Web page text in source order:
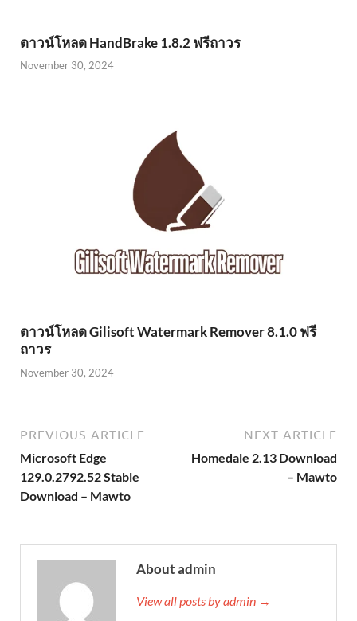
ดาวน์โหลด HandBrake 1.8.2 ฟรีถาวร
November 30, 2024
ดาวน์โหลด Gilisoft Watermark Remover 8.1.0 ฟรี
ถาวร
November 30, 2024
PREVIOUS ARTICLE
Microsoft Edge
129.0.2792.52 Stable
Download – Mawto
NEXT ARTICLE
Homedale 2.13 Download
– Mawto
About admin
View all posts by admin →